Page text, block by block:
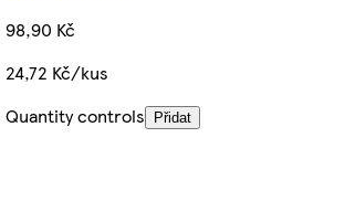
98,90 Kč
24,72 Kč/kus
Quantity controls Přidat